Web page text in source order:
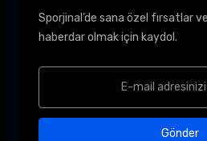
Sporjinal’de sana özel fırsatlar
haberdar olmak için kaydol.
Gönder